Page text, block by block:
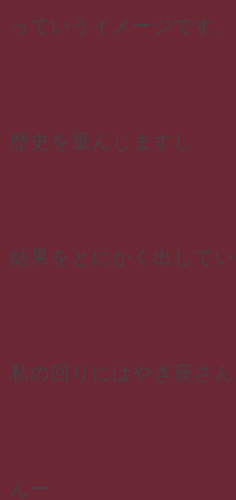
っていうイメージです。
歴史を重んじますし
結果をとにかく出して
私の回りにはやぎ座さ
んー